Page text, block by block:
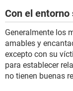
Con el
Generalmente los
amables y
excepto con su
para establecer
no tienen buenas